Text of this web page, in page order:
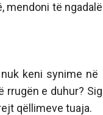
mendoni të
keni synime
e duhur?
qëllimeve tuaja.